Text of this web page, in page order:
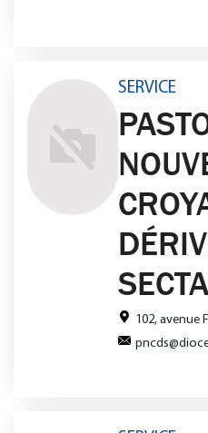
SERVICE
102, avenue